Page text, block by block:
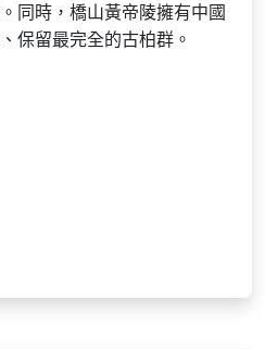
同時，橋山黃帝陵擁有中國
保留最完全的古柏群。